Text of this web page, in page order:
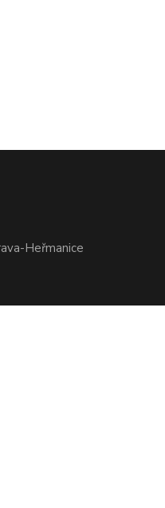
Heřmanice